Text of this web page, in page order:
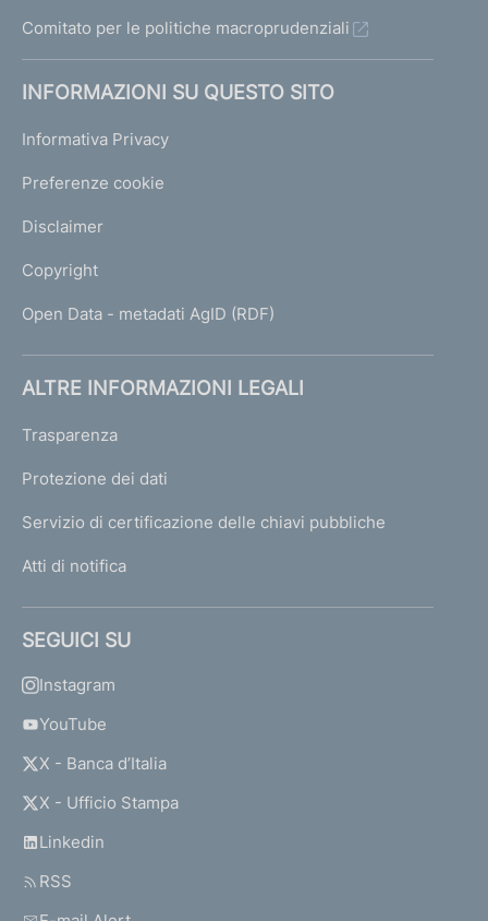
Comitato per le politiche macroprudenziali
INFORMAZIONI SU QUESTO SITO
Informativa Privacy
Preferenze cookie
Disclaimer
Copyright
Open Data - metadati AgID (RDF)
ALTRE INFORMAZIONI LEGALI
Trasparenza
Protezione dei dati
Servizio di certificazione delle chiavi pubbliche
Atti di notifica
SEGUICI SU
Instagram
YouTube
X - Banca d’Italia
X - Ufficio Stampa
Linkedin
RSS